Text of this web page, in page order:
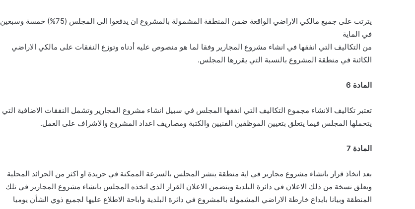
يترتب على جميع مالكي الاراضي الواقعة ضمن المنطقة المشمولة بالمشروع ان يدفعوا الى المجلس (75%) خمسة وسبعين
في الماية
من التكاليف التي انفقها في انشاء مشروع المجارير وفقا لما هو منصوص عليه أدناه وتوزع النفقات على مالكي الاراضي
الكائنة في منطقة المشروع بالنسبة التي يقررها المجلس.
المادة 6
تعتبر تكاليف الانشاء مجموع التكاليف التي انفقها المجلس في سبيل انشاء مشروع المجارير وتشمل النفقات الاضافية التي
يتحملها المجلس فيما يتعلق بتعيين الموظفين الفنيين والكتبة ومصاريف اعداد المشروع والاشراف على العمل.
المادة 7
بعد اتخاذ قرار بانشاء مشروع مجارير في اية منطقة ينشر المجلس بالسرعة الممكنة في جريدة او اكثر من الجرائد المحلية
ويعلق نسخة من ذلك الاعلان في دائرة البلدية ويتضمن الاعلان القرار الذي اتخذه المجلس بانشاء مشروع المجارير في تلك
المنطقة وبيانا بايداع خارطة الاراضي المشمولة بالمشروع في دائرة البلدية واباحة الاطلاع عليها لجميع ذوي الشأن يوميا